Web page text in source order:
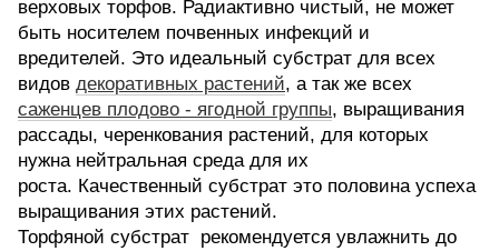
верховых торфов. Радиактивно чистый, не может
быть носителем почвенных инфекций и
вредителей. Это идеальный субстрат для всех
видов декоративных растений, а так же всех
саженцев плодово - ягодной группы, выращивания
рассады, черенкования растений, для которых
нужна нейтральная среда для их
роста. Качественный субстрат это половина успеха
выращивания этих растений.
Торфяной субстрат рекомендуется увлажнить до